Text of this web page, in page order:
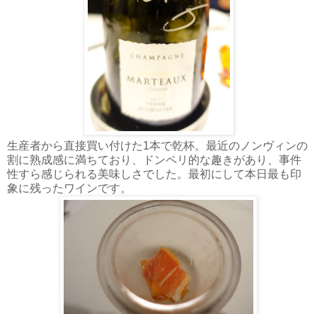
生産者から直接買い付けた1本で乾杯。最近のノンヴィンの
割に熟成感に満ちており、ドンペリ的な趣きがあり、事件
性すら感じられる美味しさでした。最初にして本日最も印
象に残ったワインです。